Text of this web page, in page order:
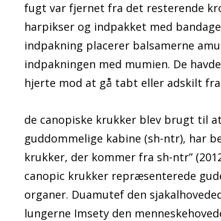
fugt var fjernet fra det resterende
harpikser og indpakket med
indpakning placerer balsamerne
indpakningen med mumien. De
hjerte mod at gå tabt eller adskilt
de canopiske krukker blev brugt til
guddommelige kabine (sh-ntr), har
krukker, der kommer fra sh-ntr”
canopic krukker repræsenterede
organer. Duamutef den
lungerne Imsety den